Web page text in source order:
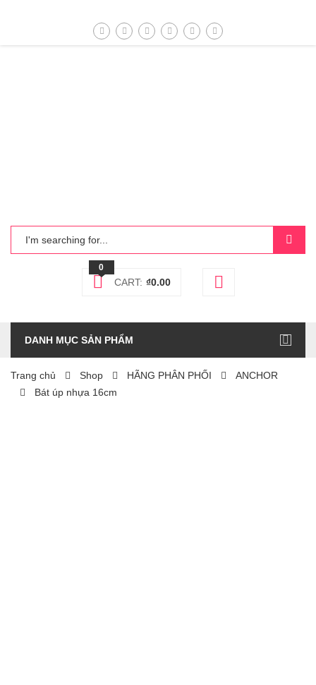
0
CART: ₫0.00
DANH MỤC SẢN PHẨM
Trang chủ Shop HÃNG PHÂN PHỐI
ANCHOR
Bát úp nhựa 16cm